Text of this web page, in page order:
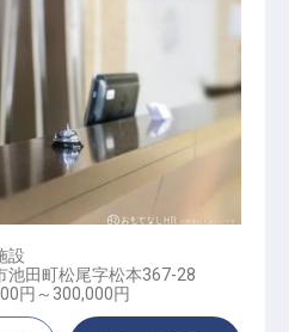
設
池田町松尾字松本367-28
円～ 300,000円